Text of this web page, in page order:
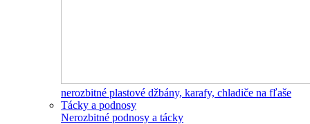
nerozbitné plastové džbány, karafy, chladiče na fľaše
Tácky a podnosy
Nerozbitné podnosy a tácky